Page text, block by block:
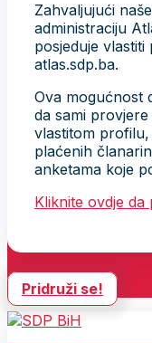
Zahvaljujući
administraciju
posjeduje
atlas.sdp.ba.
Ova mogućnost
da sami
vlastitom
plaćenih
anketama koje
Kliknite ovdje
Pridruži se!